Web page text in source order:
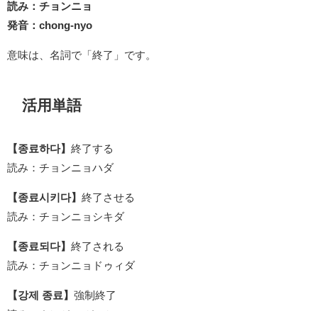
読み：チョンニョ
発音：chong-nyo
意味は、名詞で「終了」です。
活用単語
【종료하다】 終了する
読み：チョンニョハダ
【종료시키다】 終了させる
読み：チョンニョシキダ
【종료되다】 終了される
読み：チョンニョドゥィダ
【강제 종료】 強制終了